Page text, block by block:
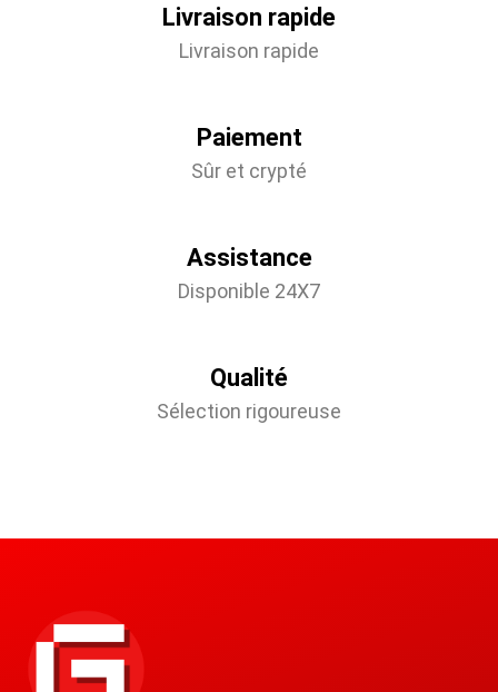
Livraison rapide
Livraison rapide
Paiement
Sûr et crypté
Assistance
Disponible 24X7
Qualité
Sélection rigoureuse